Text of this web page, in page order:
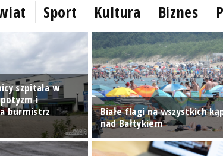
Sport Kultura Biznes
szpitala w
i
burmistrz
Białe flagi na wszystkich
nad Bałtykiem